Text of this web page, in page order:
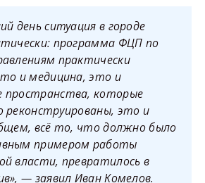
день ситуация в городе
программа ФЦП по
практически
и медицина, это и
пространства, которые
реконструированы, это и
всё то, что должно было
примером работы
власти, превратилось в
— заявил Иван Комелов.